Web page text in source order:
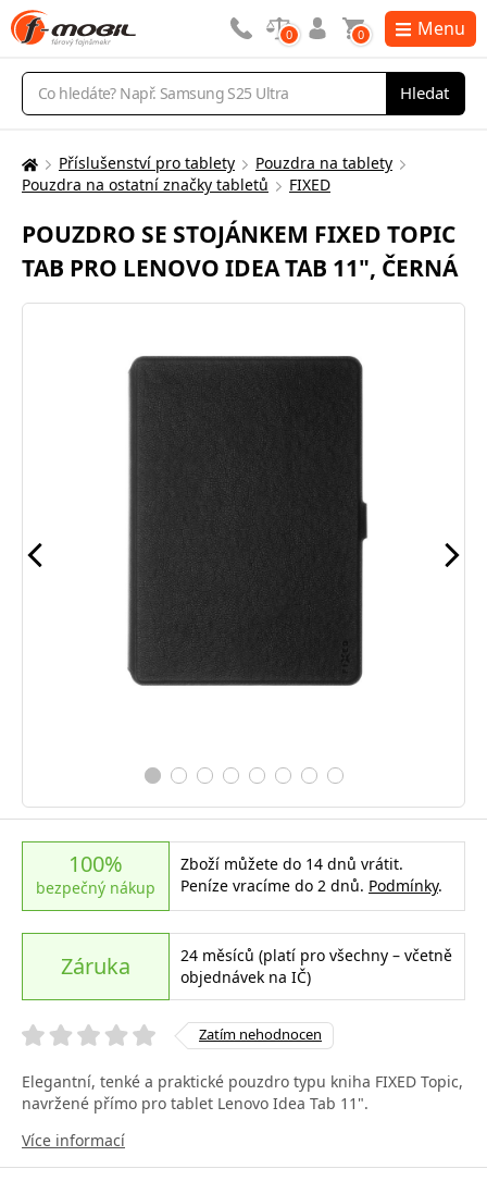
Vyhledávání
Hledat
0 0 Menu
Zde
nacházíte:
Příslušenství pro tablety
Pouzdra na tablety
Pouzdra na ostatní značky tabletů
FIXED
POUZDRO SE STOJÁNKEM FIXED TOPIC
TAB PRO LENOVO IDEA TAB 11", ČERNÁ
100%
bezpečný nákup
Zboží můžete do 14 dnů vrátit.
Peníze vracíme do 2 dnů. Podmínky.
Záruka
24 měsíců (platí pro všechny – včetně
objednávek na IČ)
Zatím nehodnocen
Elegantní, tenké a praktické pouzdro typu kniha FIXED Topic,
navržené přímo pro tablet Lenovo Idea Tab 11".
Více informací